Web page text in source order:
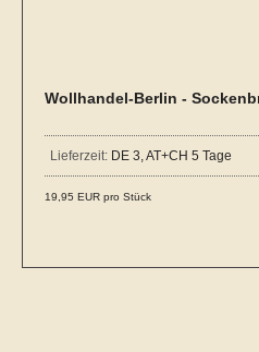
Wollhandel-Berlin -
Lieferzeit: DE 3, AT+CH 5 Tage
19,95 EUR pro Stück